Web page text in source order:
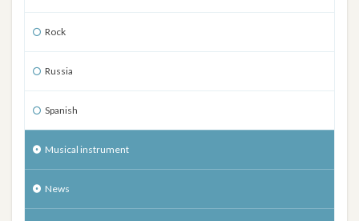
Rock
Russia
Spanish
Musical instrument
News